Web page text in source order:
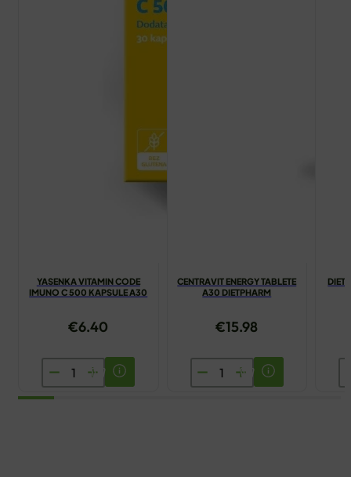
YASENKA VITAMIN CODE
IMUNO C 500 KAPSULE A30
€6.40
YASENKA
VITAMIN
CENTRAVIT ENERGY TABLETE
A30 DIETPHARM
€15.98
CENTRAVIT
ENERGY